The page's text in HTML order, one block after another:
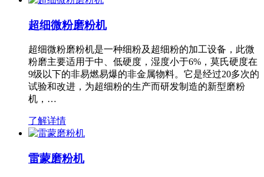
超细微粉磨粉机
超细微粉磨粉机是一种细粉及超细粉的加工设备，此微
粉磨主要适用于中、低硬度，湿度小于6%，莫氏硬度在
9级以下的非易燃易爆的非金属物料。它是经过20多次的
试验和改进，为超细粉的生产而研发制造的新型磨粉
机，…
了解详情
雷蒙磨粉机